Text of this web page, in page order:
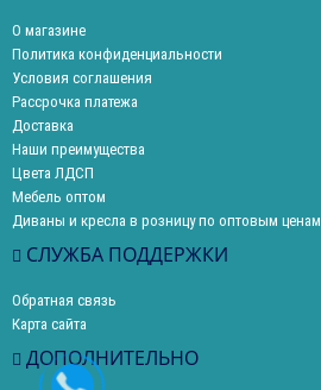
О магазине
Политика конфиденциальности
Условия соглашения
Рассрочка платежа
Доставка
Наши преимущества
Цвета ЛДСП
Мебель оптом
Диваны и кресла в розницу по оптовым ценам
СЛУЖБА ПОДДЕРЖКИ
Обратная связь
Карта сайта
ДОПОЛНИТЕЛЬНО